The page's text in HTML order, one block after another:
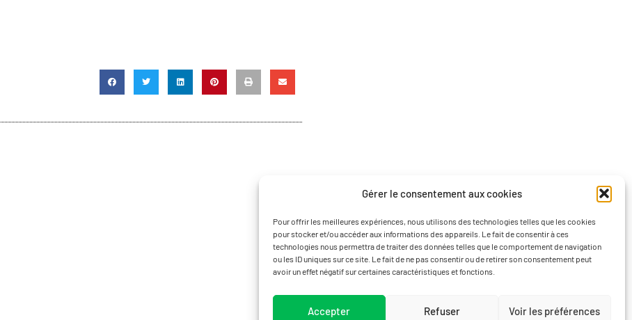
Gérer le consentement aux cookies
Pour offrir les meilleures expériences, nous utilisons des technologies telles que les cookies
pour stocker et/ou accéder aux informations des appareils. Le fait de consentir à ces
technologies nous permettra de traiter des données telles que le comportement de navigation
ou les ID uniques sur ce site. Le fait de ne pas consentir ou de retirer son consentement peut
avoir un effet négatif sur certaines caractéristiques et fonctions.
Accepter Refuser Voir les préférences